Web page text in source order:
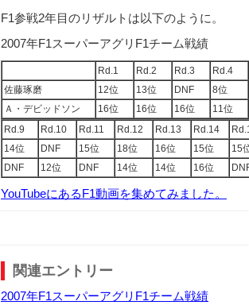
F1参戦2年目のリザルトは以下のように。
2007年F1スーパーアグリF1チーム戦績
Rd.1 Rd.2 Rd.3
Rd.4
佐藤琢磨
12位 13位 DNF
8位
Ａ・デビッドソン
16位 16位 16位
11位
Rd.9
Rd.10 Rd.11 Rd.12 Rd.13 Rd.14
14位
DNF 15位 18位 16位 15位
15
DNF
12位 DNF 14位 14位 16位
YouTubeにあるF1動画を集めてみました。
関連エントリー
2007年F1スーパーアグリF1チーム戦績